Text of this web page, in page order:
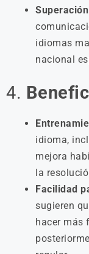
idiomas
nacional
4.
idioma,
mejora
la
Facilidad
sugieren
hacer más